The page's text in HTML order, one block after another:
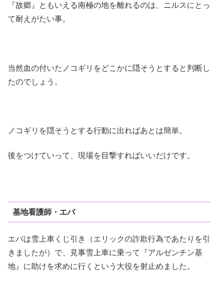
『故郷』ともいえる南極の地を離れるのは、ニルスにとっ
て耐えがたい事。
当然血の付いたノコギリをどこかに隠そうとすると判断し
たのでしょう。
ノコギリを隠そうとする行動に出ればあとは簡単。
後をつけていって、現場を目撃すればいいだけです。
基地看護師・エバ
エバは雪上車くじ引き（エリックの詐欺行為であたりを引
きましたが）で、見事雪上車に乗って『アルゼンチン基
地』に助けを求めに行くという大役を射止めました。